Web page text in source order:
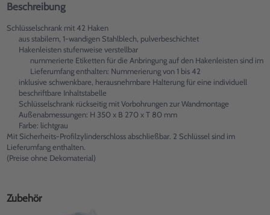
Beschreibung
Schlüsselschrank mit 42 Haken
aus stabilem, 1-wandigen Stahlblech, pulverbeschichtet
Hakenleisten stufenweise verstellbar
nummerierte Etiketten für die Anbringung auf den Hakenleisten sind im
Lieferumfang enthalten: Nummerierung von 1 bis 42
inklusive schwenkbare, herausnehmbare Halterung für eine individuell
beschriftbare Inhaltstabelle
Schlüsselschrank rückseitig mit Vorbohrungen zur Wandmontage
Außenabmessungen: H 350 x B 270 x T 80 mm
Farbe: lichtgrau
Mit Sicherheits-Profilzylinderschloss abschließbar. 2 Schlüssel sind im
Lieferumfang enthalten.
(Preise ohne Dekomaterial)
Zubehör